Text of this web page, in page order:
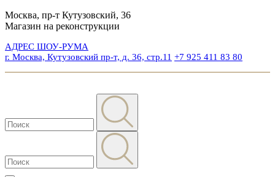
Москва, пр-т Кутузовский, 36
Магазин на реконструкции
АДРЕС ШОУ-РУМА
г. Москва, Кутузовский пр-т, д. 36, стр.11 +7 925 411 83 80